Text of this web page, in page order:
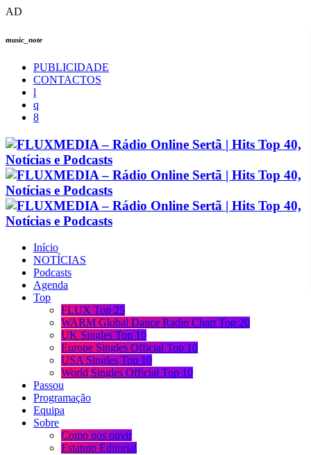
AD
music_note
PUBLICIDADE
CONTACTOS
Início
NOTÍCIAS
Podcasts
Agenda
Top
FLUX Top 25
WARM Global Dance Radio Chart Top 20
UK Singles Top 10
Europe Singles Official Top 10
USA Singles Top 10
World Singles Official Top 10
Passou
Programação
Equipa
Sobre
Como nos ouvir
Estatuto Editorial